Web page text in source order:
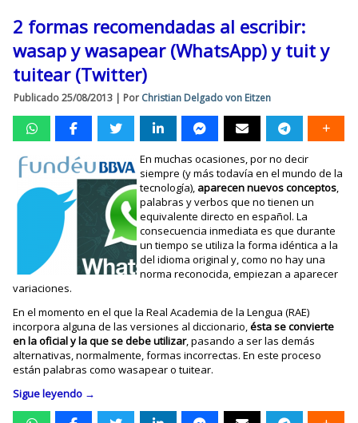
2 formas recomendadas al escribir:
wasap y wasapear (WhatsApp) y tuit y
tuitear (Twitter)
Publicado 25/08/2013 | Por Christian Delgado von Eitzen
En muchas ocasiones, por no decir
siempre (y más todavía en el mundo de la
tecnología), aparecen nuevos conceptos,
palabras y verbos que no tienen un
equivalente directo en español. La
consecuencia inmediata es que durante
un tiempo se utiliza la forma idéntica a la
del idioma original y, como no hay una
norma reconocida, empiezan a aparecer
variaciones.
En el momento en el que la Real Academia de la Lengua (RAE)
incorpora alguna de las versiones al diccionario,ésta se convierte
en la oficial y la que se debe utilizar, pasando a ser las demás
alternativas, normalmente, formas incorrectas. En este proceso
están palabras como wasapear o tuitear.
Sigue leyendo →